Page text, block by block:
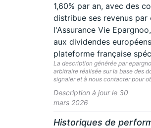
1,60% par an, avec des
distribue ses revenus
l'Assurance Vie
aux dividendes
plateforme française
La description générée par
arbitraire réalisée sur la base des
signaler et à nous contacter pour
Description à jour le 30
mars 2026
Historiques de